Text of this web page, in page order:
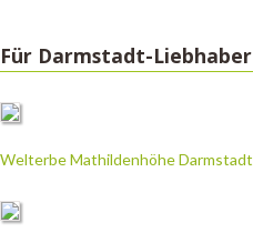
Für Darmstadt-Liebhaber
Welterbe Mathildenhöhe Darmstadt